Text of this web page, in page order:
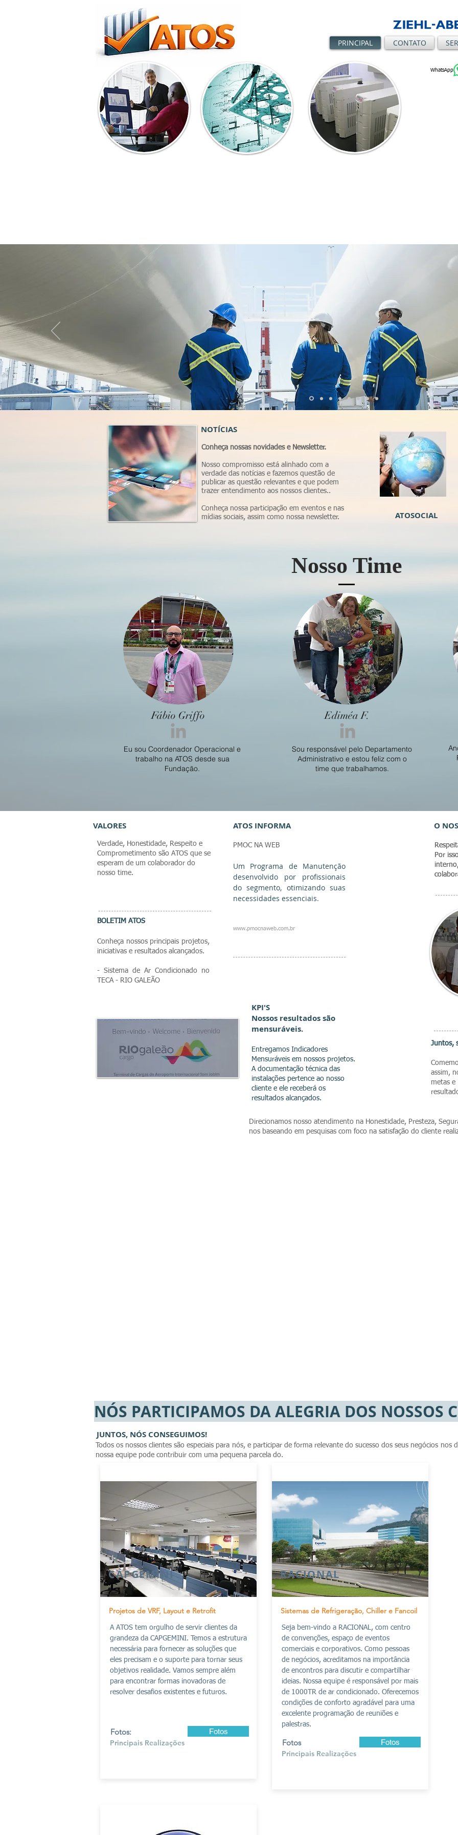
PRINCIPAL CONTATO
WhatsApp
Nosso Time
Fábio Griffo
Eu sou Coordenador Operacional e
trabalho na ATOS desde sua
Fundação.
Ediméa F.
Sou responsável pelo Departamento
Administrativo e estou feliz com o
time que trabalhamos.
ATOSOCIAL
Conheça nossas novidades e Newsletter.
Nosso compromisso está alinhado com a
verdade das notícias e fazemos questão de
publicar as questão relevantes e que podem
trazer entendimento aos nossos clientes..
Conheça nossa participação em eventos e nas
mídias sociais, assim como nossa newsletter.
NOTÍCIAS
O
ATOS INFORMA
VALORES
Verdade, Honestidade, Respeito e
Comprometimento são ATOS que se
esperam de um colaborador do
nosso time.
BOLETIM ATOS
Conheça nossos principais projetos,
iniciativas e resultados alcançados.
- Sistema de Ar Condicionado no
TECA - RIO GALEÃO
PMOC NA WEB
Um Programa de Manutenção
desenvolvido por profissionais
do segmento, otimizando suas
necessidades essenciais.
www.pmocnaweb.com.br
Por
Por
Direcionamos nosso atendimento na Honestidade, Presteza,
nos baseando em pesquisas com foco na satisfação do cliente
KPI'S
Nossos resultados são
mensuráveis.
Entregamos Indicadores
Mensuráveis em nossos projetos.
A documentação técnica das
instalações pertence ao nosso
cliente e ele receberá os
resultados alcançados.
Juntos,
Co
assim,
metas e
NÓS PARTICIPAMOS DA ALEGRIA DOS NOSSOS
JUNTOS, NÓS CONSEGUIMOS!
CAPGEMINI
Projetos de VRF, Layout e Retrofit
A ATOS tem orgulho de servir clientes da
grandeza da CAPGEMINI. Temos a estrutura
necessária para fornecer as soluções que
eles precisam e o suporte para tornar seus
objetivos realidade. Vamos sempre além
para encontrar formas inovadoras de
resolver desafios existentes e futuros.
Fotos:
Principais Realizações
Fotos
RACIONAL
Sistemas de Refrigeração, Chiller e Fancoil
Seja bem-vindo a RACIONAL, com centro
de convenções, espaço de eventos
comerciais e corporativos. Como pessoas
de negócios, acreditamos na importância
de encontros para discutir e compartilhar
ideias. Nossa equipe é responsável por mais
de 1000TR de ar condicionado. Oferecemos
condições de conforto agradável para uma
excelente programação de reuniões e
palestras.
Fotos
Principais Realizações
Fotos
Todos os nossos clientes são especiais para nós, e participar de forma relevante do sucesso dos seus negócios nos
nossa equipe pode contribuir com uma pequena parcela do.